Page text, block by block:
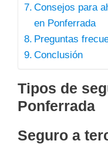
Consejos para
en Ponferrada
Preguntas
Conclusión
Tipos de
Ponferrada
Seguro a